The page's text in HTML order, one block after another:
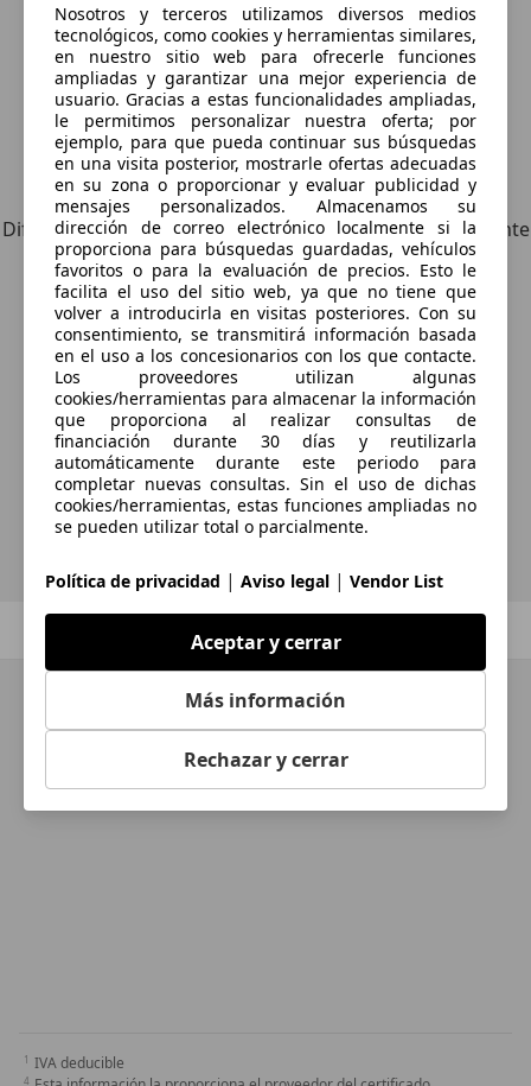
Explora vehículos similares
Diferente de tus criterios de búsqueda, pero posiblemente
una coincidencia perfecta.
¿Desea ser informado
automáticamente sobre vehículos
nuevos para su búsqueda?
Guardar búsqueda
IVA deducible
Nosotros y terceros utilizamos diversos medios
tecnológicos, como cookies y herramientas similares,
en nuestro sitio web para ofrecerle funciones
ampliadas y garantizar una mejor experiencia de
usuario. Gracias a estas funcionalidades ampliadas,
le permitimos personalizar nuestra oferta; por
ejemplo, para que pueda continuar sus búsquedas
en una visita posterior, mostrarle ofertas adecuadas
en su zona o proporcionar y evaluar publicidad y
mensajes personalizados. Almacenamos su
dirección de correo electrónico localmente si la
proporciona para búsquedas guardadas, vehículos
favoritos o para la evaluación de precios. Esto le
facilita el uso del sitio web, ya que no tiene que
volver a introducirla en visitas posteriores. Con su
consentimiento, se transmitirá información basada
en el uso a los concesionarios con los que contacte.
Los proveedores utilizan algunas
cookies/herramientas para almacenar la información
que proporciona al realizar consultas de
financiación durante 30 días y reutilizarla
automáticamente durante este periodo para
completar nuevas consultas. Sin el uso de dichas
cookies/herramientas, estas funciones ampliadas no
se pueden utilizar total o parcialmente.
Política de privacidad | Aviso legal | Vendor List
Aceptar y cerrar
Más información
Rechazar y cerrar